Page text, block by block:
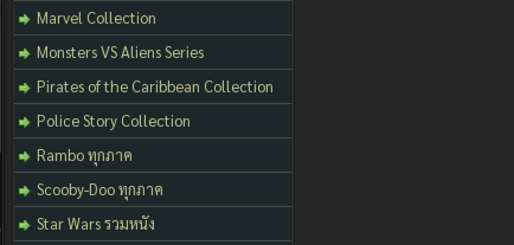
Marvel Collection
Monsters VS Aliens Series
Pirates of the Caribbean Collection
Police Story Collection
Rambo ทุกภาค
Scooby-Doo ทุกภาค
Star Wars รวมหนัง